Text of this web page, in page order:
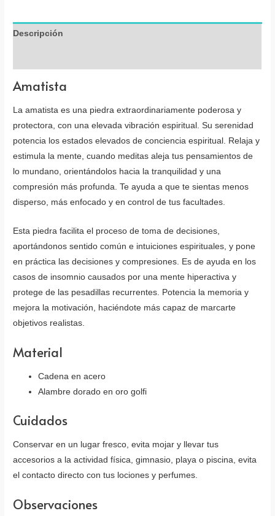
Descripción
Amatista
La amatista es una piedra extraordinariamente poderosa y
protectora, con una elevada vibración espiritual. Su serenidad
potencia los estados elevados de conciencia espiritual. Relaja y
estimula la mente, cuando meditas aleja tus pensamientos de
lo mundano, orientándolos hacia la tranquilidad y una
compresión más profunda. Te ayuda a que te sientas menos
disperso, más enfocado y en control de tus facultades.
Esta piedra facilita el proceso de toma de decisiones,
aportándonos sentido común e intuiciones espirituales, y pone
en práctica las decisiones y compresiones. Es de ayuda en los
casos de insomnio causados por una mente hiperactiva y
protege de las pesadillas recurrentes. Potencia la memoria y
mejora la motivación, haciéndote más capaz de marcarte
objetivos realistas.
Material
Cadena en acero
Alambre dorado en oro golfi
Cuidados
Conservar en un lugar fresco, evita mojar y llevar tus
accesorios a la actividad física, gimnasio, playa o piscina, evita
el contacto directo con tus lociones y perfumes.
Observaciones